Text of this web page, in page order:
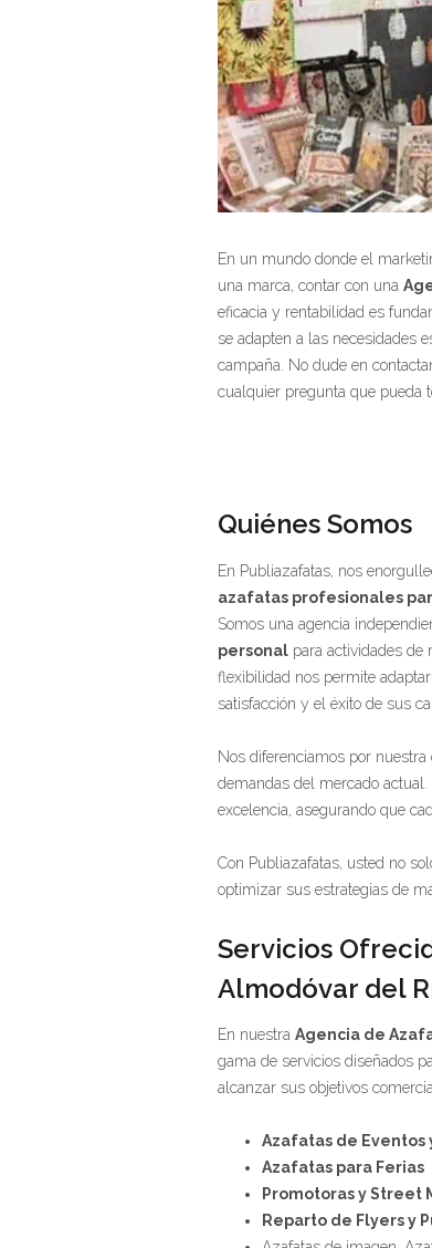
En un mundo donde el
una marca, contar con una
eficacia y rentabilidad es
se adapten a las necesidades
campaña. No dude en
cualquier pregunta que pueda
Quiénes Somos
En Publiazafatas, nos
azafatas profesionales
Somos una agencia
personal para actividades de
flexibilidad nos permite
satisfacción y el éxito de sus
Nos diferenciamos por
demandas del mercado
excelencia, asegurando que
Con Publiazafatas, usted no
optimizar sus estrategias de
Servicios
Almodóvar del
En nuestra Agencia de
gama de servicios diseñados
alcanzar sus objetivos
Azafatas de Eventos
Azafatas para Ferias
Promotoras y Street
Reparto de Flyers y